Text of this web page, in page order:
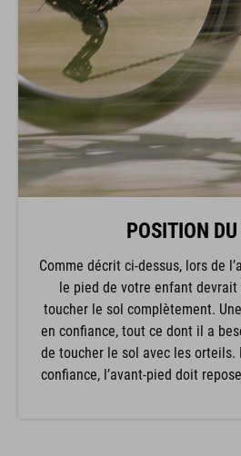
POSITION
Comme décrit ci-dessus, lors de
le pied de votre enfant devrait
toucher le sol complètement.
en confiance, tout ce dont il a
de toucher le sol avec les orteils.
confiance, l’avant-pied doit